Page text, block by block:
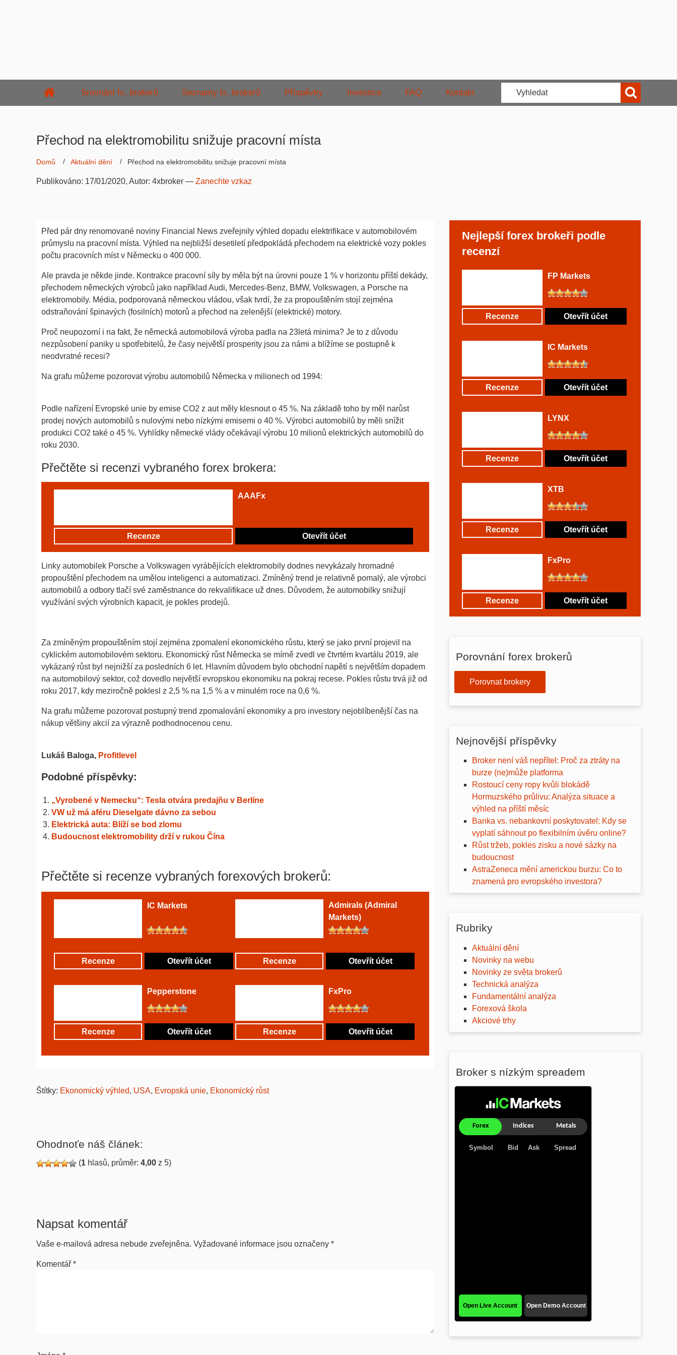
Srovnání fx. brokerů Seznamy fx. brokerů Příspěvky Investice FAQ Kontakt
Přechod na elektromobilitu snižuje pracovní místa
Domů Aktuální dění Přechod na elektromobilitu snižuje pracovní místa
Publikováno: 17/01/2020, Autor: 4xbroker — Zanechte vzkaz
Před pár dny renomované noviny Financial News zveřejnily výhled dopadu elektrifikace v automobilovém
průmyslu na pracovní místa. Výhled na nejbližší desetiletí předpokládá přechodem na elektrické vozy pokles
počtu pracovních míst v Německu o 400 000.
Ale pravda je někde jinde. Kontrakce pracovní síly by měla být na úrovni pouze 1 % v horizontu příští dekády,
přechodem německých výrobců jako například Audi, Mercedes-Benz, BMW, Volkswagen, a Porsche na
elektromobily. Média, podporovaná německou vládou, však tvrdí, že za propouštěním stojí zejména
odstraňování špinavých (fosilních) motorů a přechod na zelenější (elektrické) motory.
Proč neupozorní i na fakt, že německá automobilová výroba padla na 23letá minima? Je to z důvodu
nezpůsobení paniky u spotřebitelů, že časy největší prosperity jsou za námi a blížíme se postupně k
neodvratné recesi?
Na grafu můžeme pozorovat výrobu automobilů Německa v milionech od 1994:
Podle nařízení Evropské unie by emise CO2 z aut měly klesnout o 45 %. Na základě toho by měl narůst
prodej nových automobilů s nulovými nebo nízkými emisemi o 40 %. Výrobci automobilů by měli snížit
produkci CO2 také o 45 %. Vyhlídky německé vlády očekávají výrobu 10 milionů elektrických automobilů do
roku 2030.
Přečtěte si recenzi vybraného forex brokera:
AAAFx
Recenze Otevřít účet
Linky automobilek Porsche a Volkswagen vyrábějících elektromobily dodnes nevykázaly hromadné
propouštění přechodem na umělou inteligenci a automatizaci. Zmíněný trend je relativně pomalý, ale výrobci
automobilů a odbory tlačí své zaměstnance do rekvalifikace už dnes. Důvodem, že automobilky snižují
využívání svých výrobních kapacit, je pokles prodejů.
Za zmíněným propouštěním stojí zejména zpomalení ekonomického růstu, který se jako první projevil na
cyklickém automobilovém sektoru. Ekonomický růst Německa se mírně zvedl ve čtvrtém kvartálu 2019, ale
vykázaný růst byl nejnižší za posledních 6 let. Hlavním důvodem bylo obchodní napětí s největším dopadem
na automobilový sektor, což dovedlo největší evropskou ekonomiku na pokraj recese. Pokles růstu trvá již od
roku 2017, kdy meziročně poklesl z 2,5 % na 1,5 % a v minulém roce na 0,6 %.
Na grafu můžeme pozorovat postupný trend zpomalování ekonomiky a pro investory nejoblíbenější čas na
nákup většiny akcií za výrazně podhodnocenou cenu.
Lukáš Baloga, Profitlevel
Podobné příspěvky:
„Vyrobené v Nemecku“: Tesla otvára predajňu v Berlíne
VW už má aféru Dieselgate dávno za sebou
Elektrická auta: Blíží se bod zlomu
Budoucnost elektromobility drží v rukou Čína
Přečtěte si recenze vybraných forexových brokerů:
IC Markets
Recenze Otevřít účet
Admirals (Admiral
Markets)
Recenze Otevřít účet
Pepperstone
Recenze Otevřít účet
FxPro
Recenze Otevřít účet
Štítky: Ekonomický výhled, USA, Evropská unie, Ekonomický růst
Ohodnoťe náš článek:
(1 hlasů, průměr: 4,00 z 5)
Napsat komentář
Vaše e-mailová adresa nebude zveřejněna. Vyžadované informace jsou označeny *
Komentář *
Nejlepší forex brokeři podle
recenzí
FP Markets
Recenze Otevřít účet
IC Markets
Recenze Otevřít účet
LYNX
Recenze Otevřít účet
XTB
Recenze Otevřít účet
FxPro
Recenze Otevřít účet
Porovnání forex brokerů
Porovnat brokery
Nejnovější příspěvky
Broker není váš nepřítel: Proč za ztráty na
burze (ne)může platforma
Rostoucí ceny ropy kvůli blokádě
Hormuzského průlivu: Analýza situace a
výhled na příští měsíc
Banka vs. nebankovní poskytovatel: Kdy se
vyplatí sáhnout po flexibilním úvěru online?
Růst tržeb, pokles zisku a nové sázky na
budoucnost
AstraZeneca mění americkou burzu: Co to
znamená pro evropského investora?
Rubriky
Aktuální dění
Novinky na webu
Novinky ze světa brokerů
Technická analýza
Fundamentální analýza
Forexová škola
Akciové trhy
Broker s nízkým spreadem